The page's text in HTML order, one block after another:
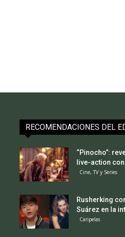
RECOMENDACIONES DEL
“Pinocho”:
live-action
Cine, TV y Series
Rusherking
Suárez en la
Caripelas